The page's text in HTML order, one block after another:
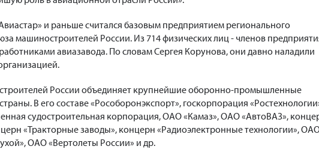
и раньше считался базовым предприятием регионального
машиностроителей России. Из 714 физических лиц - членов
авиазавода. По словам Сергея Корунова, они давно наладили
России объединяет крупнейшие оборонно-промышленные
В его составе «Рособоронэкспорт», госкорпорация
судостроительная корпорация, ОАО «Камаз», ОАО «АвтоВАЗ»,
«Тракторные заводы», концерн «Радиоэлектронные технологии»,
ОАО «Вертолеты России» и др.